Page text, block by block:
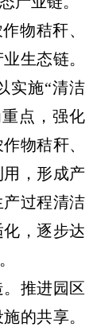
物秸秆、
生态链。
实施“清洁
点，强化
物秸秆、
用，形成产
过程清洁
，逐步达
推进园区
的共享。